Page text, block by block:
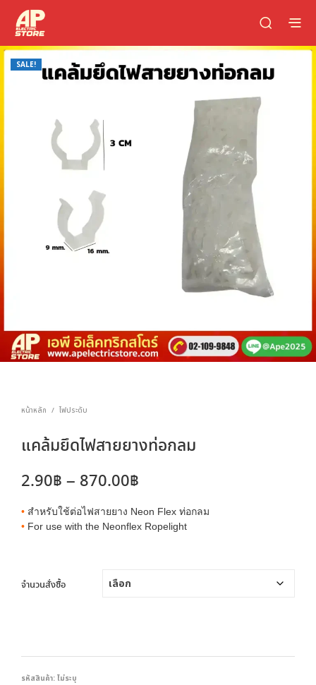
SALE!
หน้าหลัก / ไฟประดับ
แคล้มยึดไฟสายยางท่อกลม
2.90฿ – 870.00฿
range:
2.90฿
• สำหรับใช้ต่อไฟสายยาง Neon Flex ท่อกลม
• For use with the Neonflex Ropelight
จำนวนสั่งซื้อ
รหัสสินค้า:ไม่ระบุ